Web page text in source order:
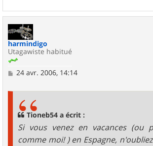
harmindigo
Utagawiste habitué
M
24 avr. 2006, 14:14
Tioneb54 a écrit :
Si vous venez en vacances (ou
comme moi! ) en Espagne,